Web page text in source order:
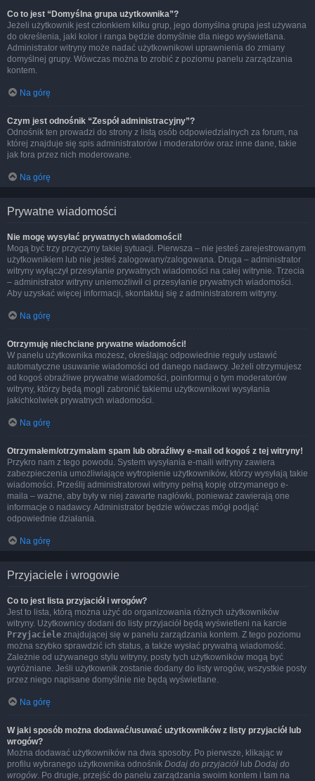
Co to jest “Domyślna grupa użytkownika”?
Jeżeli użytkownik jest członkiem kilku grup, jego domyślna grupa jest używana
do określenia, jaki kolor i ranga będzie domyślnie dla niego wyświetlana.
Administrator witryny może nadać użytkownikowi uprawnienia do zmiany
domyślnej grupy. Wówczas można to zrobić z poziomu panelu zarządzania
kontem.
Na górę
Czym jest odnośnik “Zespół administracyjny”?
Odnośnik ten prowadzi do strony z listą osób odpowiedzialnych za forum, na
której znajduje się spis administratorów i moderatorów oraz inne dane, takie
jak fora przez nich moderowane.
Na górę
Prywatne wiadomości
Nie mogę wysyłać prywatnych wiadomości!
Mogą być trzy przyczyny takiej sytuacji. Pierwsza – nie jesteś zarejestrowanym
użytkownikiem lub nie jesteś zalogowany/zalogowana. Druga – administrator
witryny wyłączył przesyłanie prywatnych wiadomości na całej witrynie. Trzecia
– administrator witryny uniemożliwił ci przesyłanie prywatnych wiadomości.
Aby uzyskać więcej informacji, skontaktuj się z administratorem witryny.
Na górę
Otrzymuję niechciane prywatne wiadomości!
W panelu użytkownika możesz, określając odpowiednie reguły ustawić
automatyczne usuwanie wiadomości od danego nadawcy. Jeżeli otrzymujesz
od kogoś obraźliwe prywatne wiadomości, poinformuj o tym moderatorów
witryny, którzy będą mogli zabronić takiemu użytkownikowi wysyłania
jakichkolwiek prywatnych wiadomości.
Na górę
Otrzymałem/otrzymałam spam lub obraźliwy e-mail od kogoś z tej witryny!
Przykro nam z tego powodu. System wysyłania e-maili witryny zawiera
zabezpieczenia umożliwiające wytropienie użytkowników, którzy wysyłają takie
wiadomości. Prześlij administratorowi witryny pełną kopię otrzymanego e-
maila – ważne, aby były w niej zawarte nagłówki, ponieważ zawierają one
informacje o nadawcy. Administrator będzie wówczas mógł podjąć
odpowiednie działania.
Na górę
Przyjaciele i wrogowie
Co to jest lista przyjaciół i wrogów?
Jest to lista, którą można użyć do organizowania różnych użytkowników
witryny. Użytkownicy dodani do listy przyjaciół będą wyświetleni na karcie
Przyjaciele znajdującej się w panelu zarządzania kontem. Z tego poziomu
można szybko sprawdzić ich status, a także wysłać prywatną wiadomość.
Zależnie od używanego stylu witryny, posty tych użytkowników mogą być
wyróżniane. Jeśli użytkownik zostanie dodany do listy wrogów, wszystkie posty
przez niego napisane domyślnie nie będą wyświetlane.
Na górę
W jaki sposób można dodawać/usuwać użytkowników z listy przyjaciół lub
wrogów?
Można dodawać użytkowników na dwa sposoby. Po pierwsze, klikając w
profilu wybranego użytkownika odnośnik Dodaj do przyjaciół lub Dodaj do
wrogów. Po drugie, przejść do panelu zarządzania swoim kontem i tam na